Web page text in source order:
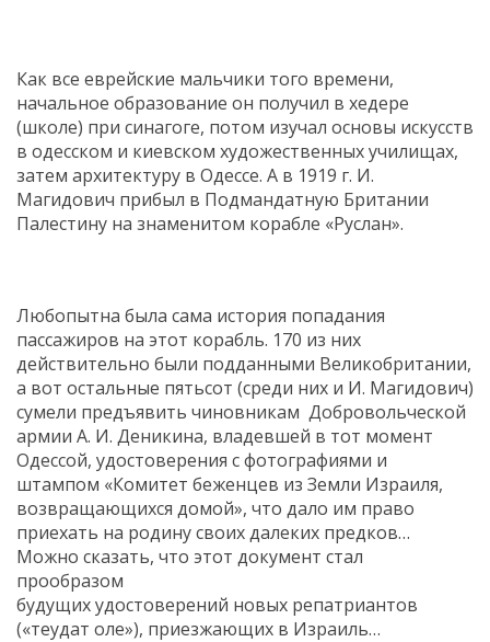
Как все еврейские мальчики того времени,
начальное образование он получил в хедере
(школе) при синагоге, потом изучал основы искусств
в одесском и киевском художественных училищах,
затем архитектуру в Одессе. А в 1919 г. И.
Магидович прибыл в Подмандатную Британии
Палестину на знаменитом корабле «Руслан».
Любопытна была сама история попадания
пассажиров на этот корабль. 170 из них
действительно были подданными Великобритании,
а вот остальные пятьсот (среди них и И. Магидович)
сумели предъявить чиновникам Добровольческой
армии А. И. Деникина, владевшей в тот момент
Одессой, удостоверения с фотографиями и
штампом «Комитет беженцев из Земли Израиля,
возвращающихся домой», что дало им право
приехать на родину своих далеких предков…
Можно сказать, что этот документ стал
прообразом
будущих удостоверений новых репатриантов
(«теудат оле»), приезжающих в Израиль…